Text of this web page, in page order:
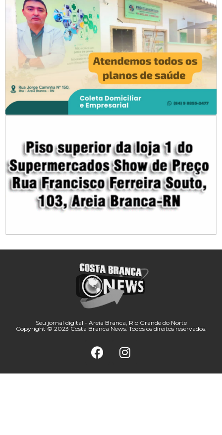
Seu jornal digital - Areia Branca, Rio Grande do Norte
Copyright © 2023 Costa Branca News. Todos os direitos reservados.